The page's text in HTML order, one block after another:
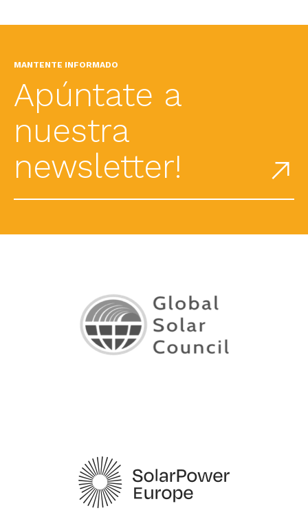
MANTENTE INFORMADO
Apúntate a
nuestra
newsletter!